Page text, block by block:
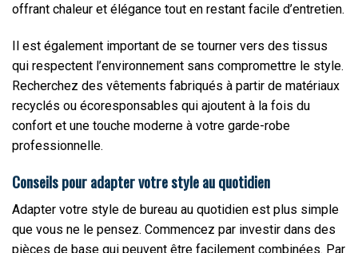
offrant chaleur et élégance tout en restant facile d’entretien.
Il est également important de se tourner vers des tissus
qui respectent l’environnement sans compromettre le style.
Recherchez des vêtements fabriqués à partir de matériaux
recyclés ou écoresponsables qui ajoutent à la fois du
confort et une touche moderne à votre garde-robe
professionnelle.
Conseils pour adapter votre style au quotidien
Adapter votre style de bureau au quotidien est plus simple
que vous ne le pensez. Commencez par investir dans des
pièces de base qui peuvent être facilement combinées. Par